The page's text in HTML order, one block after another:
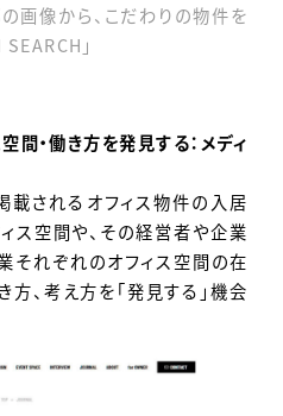
画像から、こだわりの物件を
」
間・働き方を発見する：メディ
載されるオフィス物件の入居
ス空間や、その経営者や企業
それぞれのオフィス空間の在
、考え方を「発見する」機会